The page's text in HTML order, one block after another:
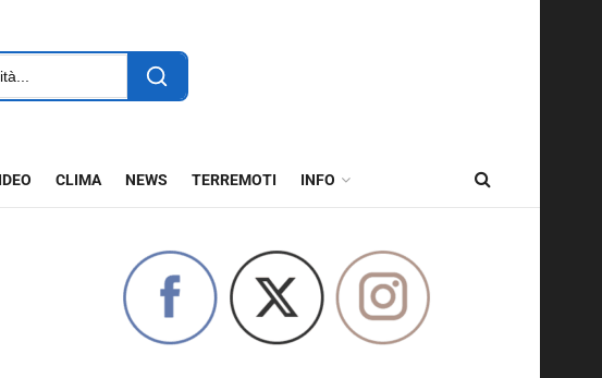
CLIMA NEWS TERREMOTI INFO